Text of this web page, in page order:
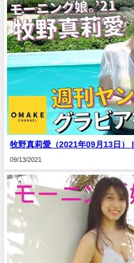
牧野真莉愛（2021年09月13日）
09/13/2021